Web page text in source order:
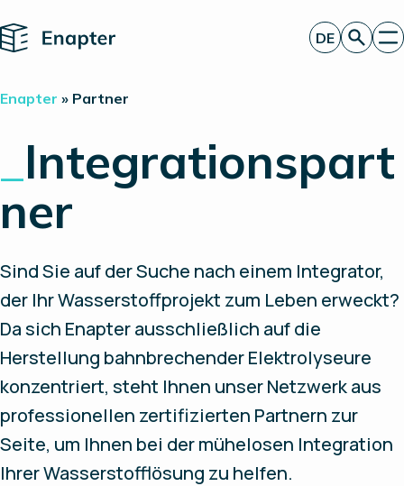
Home
Projekte
Partner
Insights
Investor Relations
DE
Enapter » Partner
Integrationspart
ner
Sind Sie auf der Suche nach einem Integrator,
der Ihr Wasserstoffprojekt zum Leben erweckt?
Da sich Enapter ausschließlich auf die
Herstellung bahnbrechender Elektrolyseure
konzentriert, steht Ihnen unser Netzwerk aus
professionellen zertifizierten Partnern zur
Seite, um Ihnen bei der mühelosen Integration
Ihrer Wasserstofflösung zu helfen.